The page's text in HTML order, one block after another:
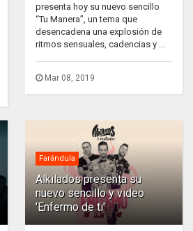
presenta hoy su nuevo sencillo
“Tu Manera”, un tema que
desencadena una explosión de
ritmos sensuales, cadencias y ...
Mar 08, 2019
Farándula
Alkilados presenta su
nuevo sencillo y video
'Enfermo de ti'